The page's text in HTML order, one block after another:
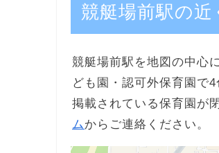
競艇場前駅の
競艇場前駅を地図の中心
ども園・認可外保育園で
掲載されている保育園が
ム からご連絡ください。